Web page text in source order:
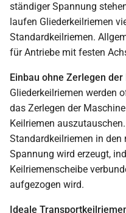
ständiger Spannung
laufen Gliederkeilriemen
Standardkeilriemen.
für Antriebe mit festen
Einbau ohne Zerlegen
Gliederkeilriemen werden
das Zerlegen der
Keilriemen
Standardkeilriemen in
Spannung wird erzeugt,
Keilriemenscheibe
aufgezogen wird.
Ideale